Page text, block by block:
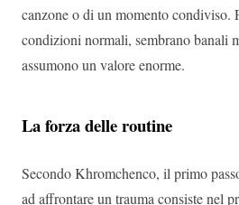
canzone o di un momento condiviso.
condizioni normali, sembrano banali
assumono un valore enorme.
La forza delle routine
Secondo Khromchenco, il primo
ad affrontare un trauma consiste nel